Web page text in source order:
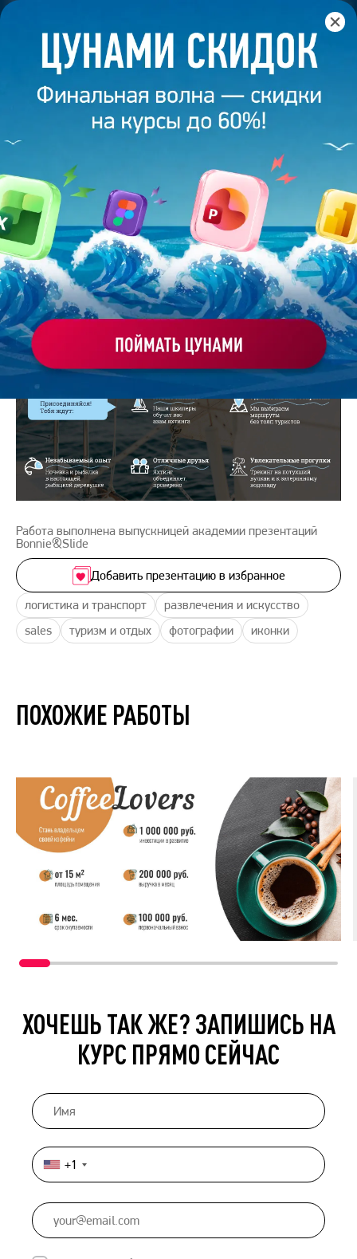
Главная /Банк слайдов / Презентация 348 – Елизавета
ПРЕЗЕНТАЦИЯ 348 - ЕЛИЗАВЕТА
ТИМОШЕНКО
Моё избранное
Работа
студента
ХОЧУ ЗАКАЗАТЬ ТАКУЮ ПРЕЗЕНТАЦИЮ
Работа выполнена выпускницей академии презентаций
Bonnie&Slide
логистика и транспорт
развлечения и искусство
sales
туризм и отдых фотографии иконки
Добавить презентацию в избранное
ПОХОЖИЕ РАБОТЫ
ХОЧЕШЬ ТАК ЖЕ? ЗАПИШИСЬ НА
КУРС ПРЯМО СЕЙЧАС
United
States
+1
+1